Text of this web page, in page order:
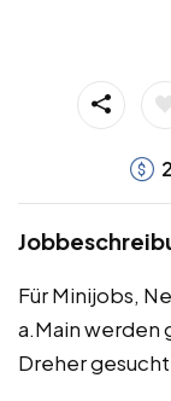
Für Minijobs,
a.Main werden
Dreher